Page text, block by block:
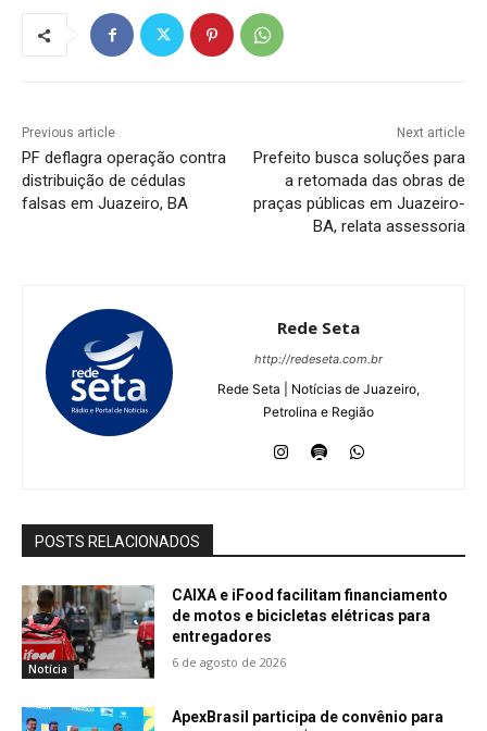
Previous article
PF deflagra operação contra
distribuição de cédulas
falsas em Juazeiro, BA
Next article
Prefeito busca soluções para
a retomada das obras de
praças públicas em Juazeiro-
BA, relata assessoria
Rede Seta
http://redeseta.com.br
Rede Seta | Notícias de Juazeiro,
Petrolina e Região
POSTS RELACIONADOS
Notícia
CAIXA e iFood facilitam financiamento
de motos e bicicletas elétricas para
entregadores
6 de agosto de 2026
ApexBrasil participa de convênio para